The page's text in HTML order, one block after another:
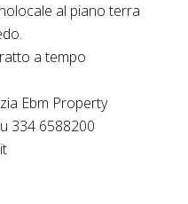
al piano terra
a tempo
Ebm Property
334 6588200